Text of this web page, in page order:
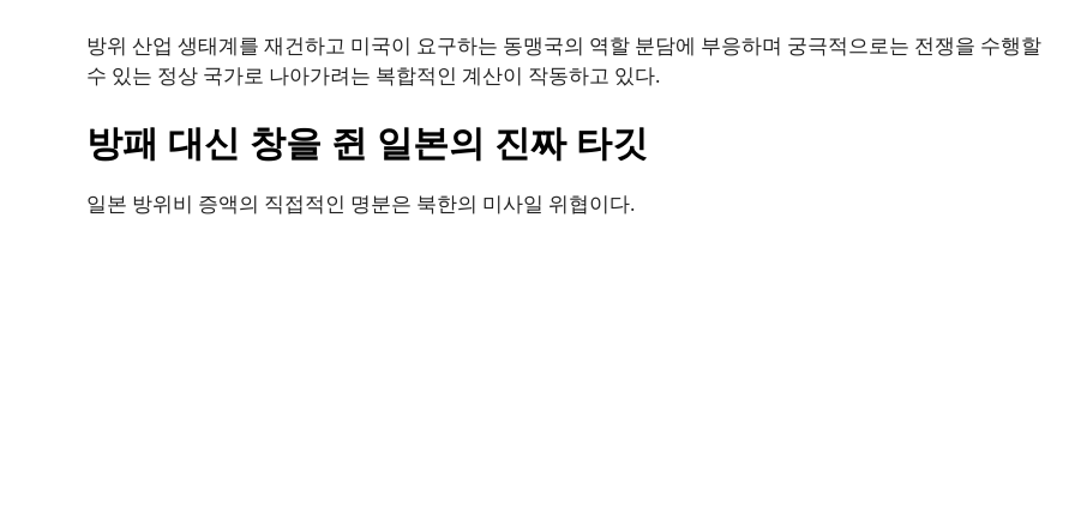
방위 산업 생태계를 재건하고 미국이 요구하는 동맹국의 역할 분담에 부응하며 궁극적으로는 전쟁을 수행할
수 있는 정상 국가로 나아가려는 복합적인 계산이 작동하고 있다.
방패 대신 창을 쥔 일본의 진짜 타깃
일본 방위비 증액의 직접적인 명분은 북한의 미사일 위협이다.